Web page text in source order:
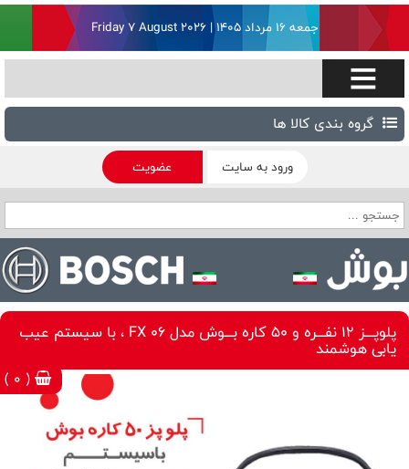
( 0 )
جمعه ۱۶ مرداد ۱۴۰۵ | Friday 7 August 2026
گروه بندی کالا ها
ورود به سایت عضویت
پلوپـــز 12 نفـــره و 50 کاره بـــوش مدل FX 06 ، با سیستم عیب
یابی هوشمند